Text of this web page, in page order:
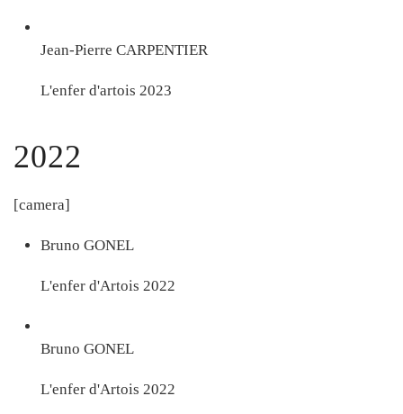
Jean-Pierre CARPENTIER
L'enfer d'artois 2023
2022
[camera]
Bruno GONEL
L'enfer d'Artois 2022
Bruno GONEL
L'enfer d'Artois 2022